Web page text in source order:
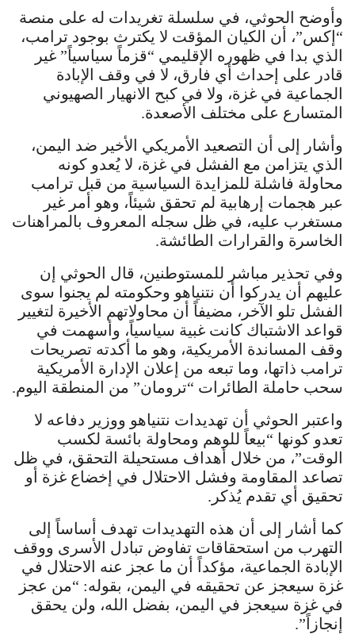
وأوضح الحوثي، في سلسلة تغريدات له على منصة
“إكس”، أن الكيان المؤقت لا يكترث بوجود ترامب،
الذي بدا في ظهوره الإقليمي “قزماً سياسياً” غير
قادر على إحداث أي فارق، لا في وقف الإبادة
الجماعية في غزة، ولا في كبح الانهيار الصهيوني
المتسارع على مختلف الأصعدة.
وأشار إلى أن التصعيد الأمريكي الأخير ضد اليمن،
الذي يتزامن مع الفشل في غزة، لا يُعدو كونه
محاولة فاشلة للمزايدة السياسية من قبل ترامب
عبر هجمات إرهابية لم تحقق شيئاً، وهو أمر غير
مستغرب عليه، في ظل سجله المعروف بالمراهنات
الخاسرة والقرارات الطائشة.
وفي تحذير مباشر للمستوطنين، قال الحوثي إن
عليهم أن يدركوا أن نتنياهو وحكومته لم يجنوا سوى
الفشل تلو الآخر، مضيفاً أن محاولاتهم الأخيرة لتغيير
قواعد الاشتباك كانت غبية سياسياً، وأسهمت في
وقف المساندة الأمريكية، وهو ما أكدته تصريحات
ترامب ذاتها، وما تبعه من إعلان الإدارة الأمريكية
سحب حاملة الطائرات “ترومان” من المنطقة اليوم.
واعتبر الحوثي أن تهديدات نتنياهو ووزير دفاعه لا
تعدو كونها “بيعاً للوهم ومحاولة بائسة لكسب
الوقت”، من خلال أهداف مستحيلة التحقق، في ظل
تصاعد المقاومة وفشل الاحتلال في إخضاع غزة أو
تحقيق أي تقدم يُذكر.
كما أشار إلى أن هذه التهديدات تهدف أساساً إلى
التهرب من استحقاقات تفاوض تبادل الأسرى ووقف
الإبادة الجماعية، مؤكداً أن ما عجز عنه الاحتلال في
غزة سيعجز عن تحقيقه في اليمن، بقوله: “من عجز
في غزة سيعجز في اليمن، بفضل الله، ولن يحقق
إنجازاً”.